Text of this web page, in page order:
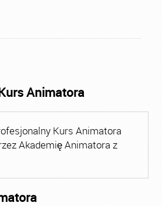
Animatora
Kurs Animatora
Akademię Animatora z